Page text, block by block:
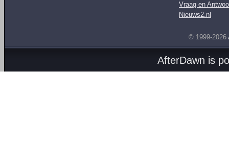
Vraag en
Nieuws2.nl
© 1999-2026
AfterDawn is